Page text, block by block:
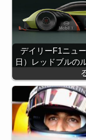
デイリーF1ニュ
日）レッドブルの